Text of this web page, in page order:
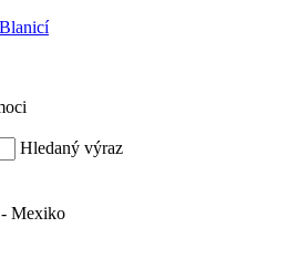
Hledaný výraz